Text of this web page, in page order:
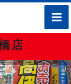
toggle
店